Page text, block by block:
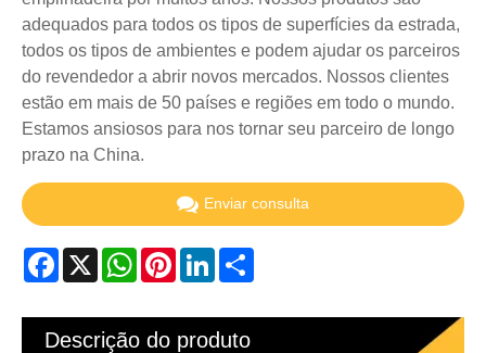
adequados para todos os tipos de superfícies da estrada,
todos os tipos de ambientes e podem ajudar os parceiros
do revendedor a abrir novos mercados. Nossos clientes
estão em mais de 50 países e regiões em todo o mundo.
Estamos ansiosos para nos tornar seu parceiro de longo
prazo na China.
Enviar consulta
Facebook
X WhatsApp
PinterestLinkedIn
Descrição do produto